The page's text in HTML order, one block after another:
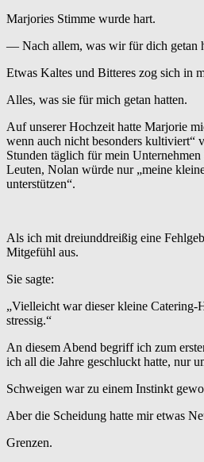
Marjories Stimme wurde hart.
— Nach allem, was wir für dich getan
Etwas Kaltes und Bitteres zog sich in
Alles, was sie für mich getan hatten.
Auf unserer Hochzeit hatte Marjorie
wenn auch nicht besonders kultiviert“
Stunden täglich für mein Unternehmen
Leuten, Nolan würde nur „meine
unterstützen“.
Als ich mit dreiunddreißig eine
Mitgefühl aus.
Sie sagte:
„Vielleicht war dieser kleine Catering-
stressig.“
An diesem Abend begriff ich zum
ich all die Jahre geschluckt hatte, nur
Schweigen war zu einem Instinkt
Aber die Scheidung hatte mir etwas
Grenzen.